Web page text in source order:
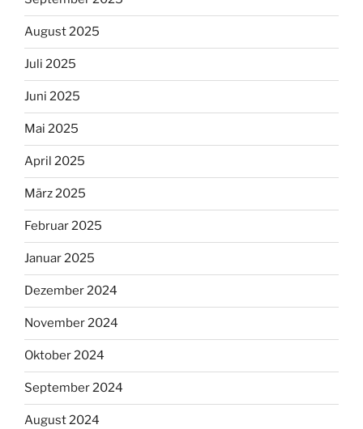
August 2025
Juli 2025
Juni 2025
Mai 2025
April 2025
März 2025
Februar 2025
Januar 2025
Dezember 2024
November 2024
Oktober 2024
September 2024
August 2024